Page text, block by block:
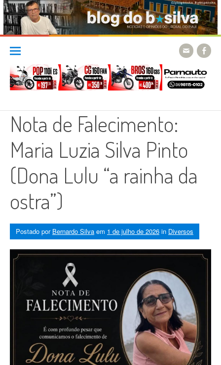
Skip
content
Nota de Falecimento:
Maria Luzia Silva Pinto
(Dona Lulu “a rainha da
ostra”)
Postado por Bernardo Silva em 1 de julho de 2026 in Diversos